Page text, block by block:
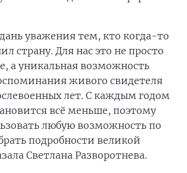
уважения тем, кто когда-то
страну. Для нас это не просто
а уникальная возможность
живого свидетеля
лет. С каждым годом
всё меньше, поэтому
любую возможность по
подробности великой
Светлана Разворотнева.